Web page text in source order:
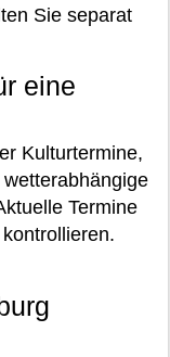
Sie separat
eine
Kulturtermine,
Termine